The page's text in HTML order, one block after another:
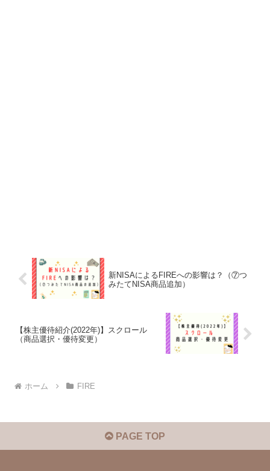
新NISAによるFIREへの影響は？（⑦つ
みたてNISA商品追加）
【株主優待紹介(2022年)】スクロール
（商品選択・優待変更）
ホーム FIRE
PAGE TOP